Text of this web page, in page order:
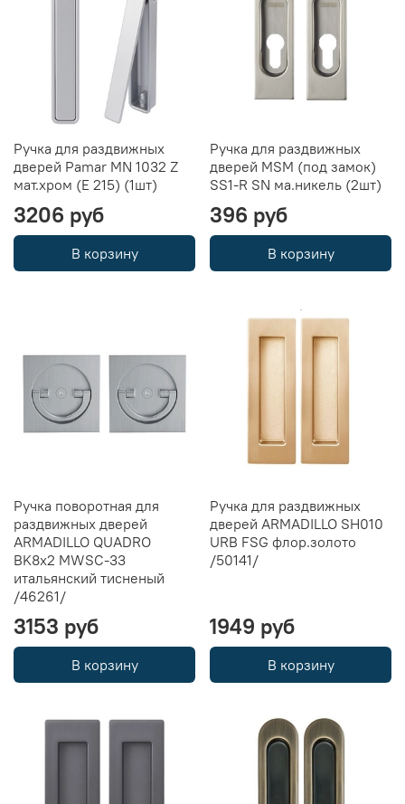
Ручка для раздвижных
дверей Pamar MN 1032 Z
мат.хром (E 215) (1шт)
3206 руб
В корзину
Ручка для раздвижных
дверей MSM (под замок)
SS1-R SN ма.никель (2шт)
396 руб
В корзину
Ручка поворотная для
раздвижных дверей
ARMADILLO QUADRO
BK8x2 MWSC-33
итальянский тисненый
/46261/
3153 руб
В корзину
Ручка для раздвижных
дверей ARMADILLO SH010
URB FSG флор.золото
/50141/
1949 руб
В корзину